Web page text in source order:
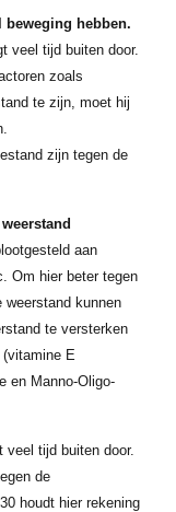
beweging hebben.
veel tijd buiten door.
zoals
te zijn, moet hij
zijn tegen de
aan
Om hier beter tegen
weerstand kunnen
te versterken
E
en Manno-Oligo-
veel tijd buiten door.
de
houdt hier rekening